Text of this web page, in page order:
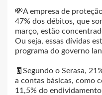
💸A empresa de
47% dos débitos, que
março, estão
Ou seja, essas dívidas
programa do governo
🧾Segundo o Serasa,
a contas básicas, como
11,5% do